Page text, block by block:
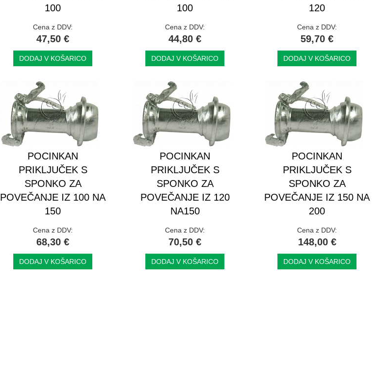
100
Cena z DDV:
47,50 €
DODAJ V KOŠARICO
100
Cena z DDV:
44,80 €
DODAJ V KOŠARICO
120
Cena z DDV:
59,70 €
DODAJ V KOŠARICO
POCINKAN
PRIKLJUČEK S
SPONKO ZA
POVEČANJE IZ 100 NA
150
Cena z DDV:
68,30 €
DODAJ V KOŠARICO
POCINKAN
PRIKLJUČEK S
SPONKO ZA
POVEČANJE IZ 120
NA150
Cena z DDV:
70,50 €
DODAJ V KOŠARICO
POCINKAN
PRIKLJUČEK S
SPONKO ZA
POVEČANJE IZ 150 NA
200
Cena z DDV:
148,00 €
DODAJ V KOŠARICO